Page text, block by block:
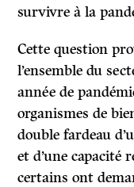
survivre à la
Cette question
l’ensemble du
année de
organismes de
double fardeau
et d’une capacité
certains ont